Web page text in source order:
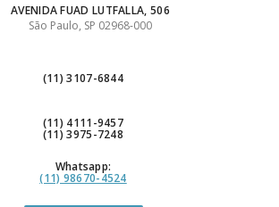
AVENIDA FUAD LUTFALLA, 506
São Paulo, SP 02968-000
(11) 3107-6844
(11) 4111-9457
(11) 3975-7248
Whatsapp:
(11) 98670-4524